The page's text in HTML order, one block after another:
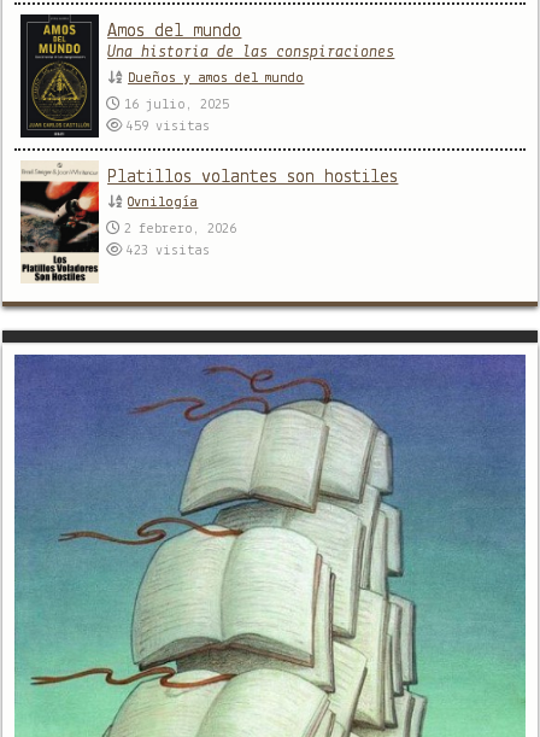
Amos del mundo
Una historia de las conspiraciones
Dueños y amos del mundo
16 julio, 2025
459visitas
Platillos volantes son hostiles
Ovnilogía
2 febrero, 2026
423visitas